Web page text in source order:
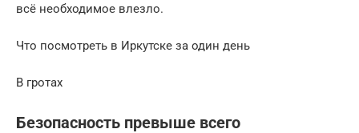
всё необходимое влезло.
Что посмотреть в Иркутске за один день
В гротах
Безопасность превыше всего